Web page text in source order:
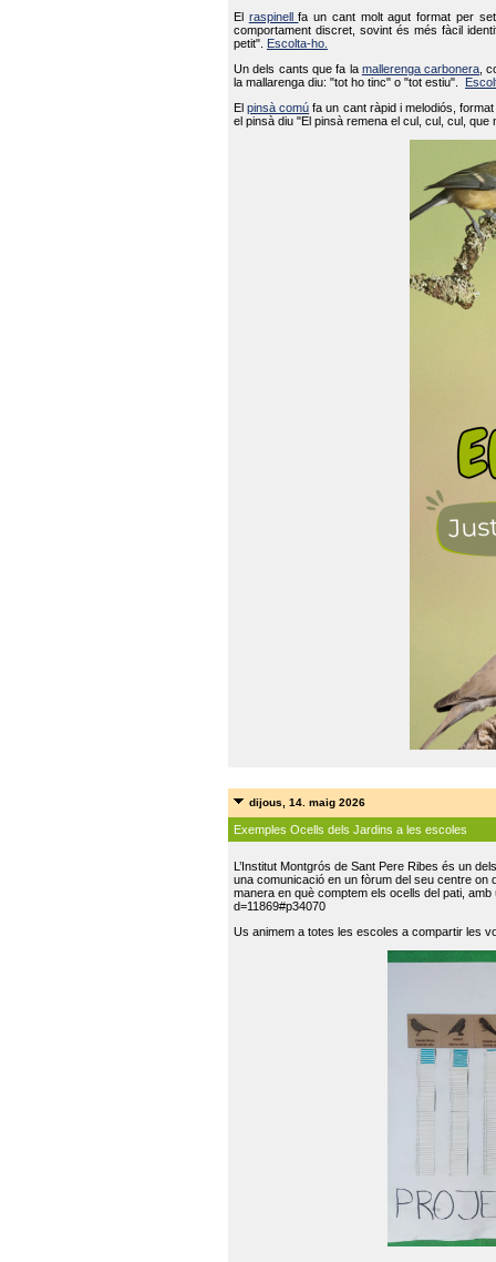
El raspinellfa un cant molt agut format per
comportament discret, sovint és més fàcil
petit".
Escolta-ho.
Un dels cants que fa la mallerenga carbonera ,
la mallarenga diu: "tot ho tinc" o "tot estiu".
Elpinsà comú fa un cant ràpid i melodiós,
el pinsà diu "El pinsà remena el cul, cul, cul,
dijous, 14. maig 2026
Exemples Ocells dels Jardins a les escoles
L’Institut Montgrós de Sant Pere Ribes és un
una comunicació en un fòrum del seu centre on
manera en què comptem els ocells del pati,
d=11869#p34070
Us animem a totes les escoles a compartir les